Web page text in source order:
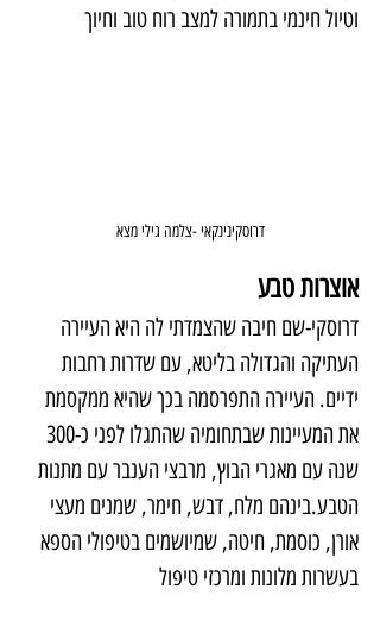
וטיול חינמי בתמורה למצב רוח טוב וחיוך
דרוסקינינקאי -צלמה גילי מצא
אוצרות טבע
דרוסקי-שם חיבה שהצמדתי לה היא העיירה
העתיקה והגדולה בליטא, עם שדרות רחבות
ידיים. העיירה התפרסמה בכך שהיא ממקסמת
שנה עם מאגרי הבוץ, מרבצי הענבר עם מתנות
הטבע.בינהם מלח, דבש, חימר, שמנים מעצי
אורן, כוסמת, חיטה, שמיושמים בטיפולי הספא
בעשרות מלונות ומרכזי טיפול